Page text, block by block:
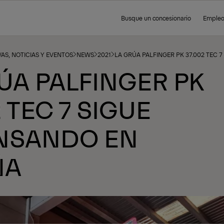
Busque un concesionario Empleo
NOTICIAS Y EVENTOS NEWS 2021 LA GRÚA PALFINGER PK 37.002 TEC 7
PALFINGER PK
7 SIGUE
EN